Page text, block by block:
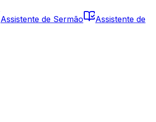
Assistente de Sermão
Assistente de